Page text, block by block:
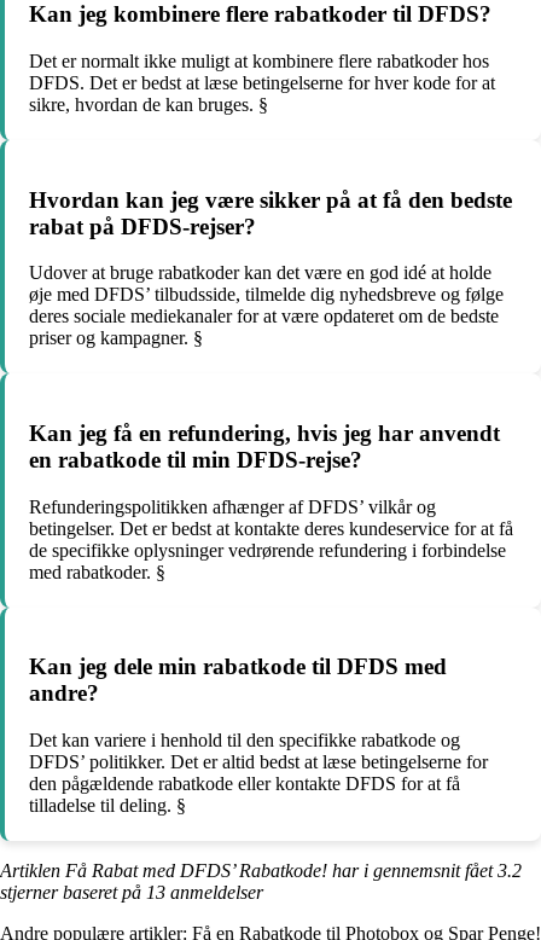
Kan jeg kombinere flere rabatkoder til DFDS?
Det er normalt ikke muligt at kombinere flere rabatkoder hos
DFDS. Det er bedst at læse betingelserne for hver kode for at
sikre, hvordan de kan bruges. §
Hvordan kan jeg være sikker på at få den bedste
rabat på DFDS-rejser?
Udover at bruge rabatkoder kan det være en god idé at holde
øje med DFDS’ tilbudsside, tilmelde dig nyhedsbreve og følge
deres sociale mediekanaler for at være opdateret om de bedste
priser og kampagner. §
Kan jeg få en refundering, hvis jeg har anvendt
en rabatkode til min DFDS-rejse?
Refunderingspolitikken afhænger af DFDS’ vilkår og
betingelser. Det er bedst at kontakte deres kundeservice for at få
de specifikke oplysninger vedrørende refundering i forbindelse
med rabatkoder. §
Kan jeg dele min rabatkode til DFDS med
andre?
Det kan variere i henhold til den specifikke rabatkode og
DFDS’ politikker. Det er altid bedst at læse betingelserne for
den pågældende rabatkode eller kontakte DFDS for at få
tilladelse til deling. §
Artiklen Få Rabat med DFDS’ Rabatkode! har i gennemsnit fået3.2
stjerner baseret på 13 anmeldelser
Andre populære artikler: Få en Rabatkode til Photobox og Spar Penge!